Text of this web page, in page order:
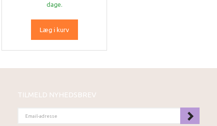
dage.
Læg i kurv
TILMELD NYHEDSBREV
ADRESSE